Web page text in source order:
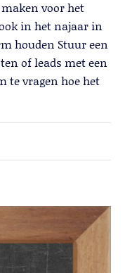
voor het
in het najaar in
houden Stuur een
of leads met een
te vragen hoe het